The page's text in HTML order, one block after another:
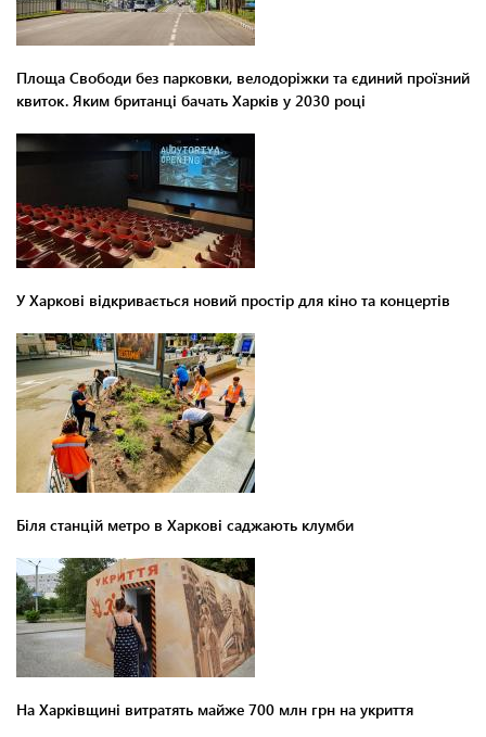
Площа Свободи без парковки, велодоріжки та єдиний проїзний
квиток. Яким британці бачать Харків у 2030 році
У Харкові відкривається новий простір для кіно та концертів
Біля станцій метро в Харкові саджають клумби
На Харківщині витратять майже 700 млн грн на укриття